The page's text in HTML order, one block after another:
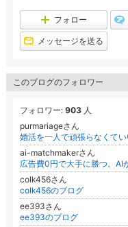
フォロー
メッセージを送る
このブログのフォロワー
フォロワー: 903 人
purmariageさん
ai-matchmakerさん
colk456さん
colk456のブログ
ee393さん
ee393のブログ